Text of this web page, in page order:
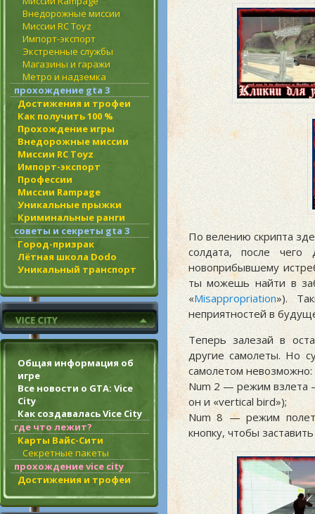
Внедорожные миссии
Миссии RC Toyz
Импорт-экспорт
Экстренные службы
Магазины и гаражи
Метро и надземка
прохождение gta 3
Достижения и трофеи
Как получить 100 %
Прохождение игры
Внедорожные миссии
Миссии RC Toyz
Импорт-экспорт
Профессии
Миссии Rampage
Уникальные прыжки
Криминальные ранги
советы и секреты gta 3
Город-призрак
Лётная школа Dodo
Уникальный транспорт
Общая информация об
игре
Все новости о GTA: Vice
City
Как создавалась Vice City
где что лежит?
Карты Вайс-Сити
Секретные пакеты
прохождение vice city
Достижения и трофеи
По велению скрипта
солдата, после
новоприбывшему
ты можешь найти в
«Misappropriation»).
неприятностей в
Теперь залезай в
другие самолеты. Но
самолетом невозможно:
Num 2 — режим взлета
он и «vertical bird»);
Num 8 — режим
кнопку, чтобы